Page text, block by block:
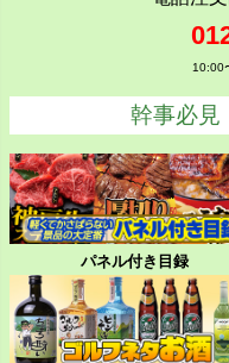
10:00
幹事必見
パネル付き目録